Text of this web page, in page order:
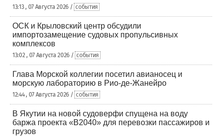
13:13 , 07 Августа 2026 / события
ОСК и Крыловский центр обсудили
импортозамещение судовых пропульсивных
комплексов
13:02 , 07 Августа 2026 / события
Глава Морской коллегии посетил авианосец и
морскую лабораторию в Рио-де-Жанейро
12:44 , 07 Августа 2026 / события
В Якутии на новой судоверфи спущена на воду
баржа проекта «В2040» для перевозки пассажиров и
грузов